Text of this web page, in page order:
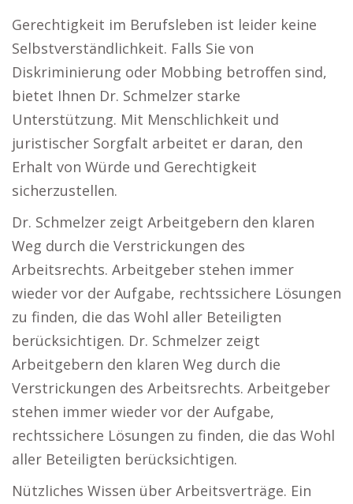
Gerechtigkeit im Berufsleben ist leider keine
Selbstverständlichkeit. Falls Sie von
Diskriminierung oder Mobbing betroffen sind,
bietet Ihnen Dr. Schmelzer starke
Unterstützung. Mit Menschlichkeit und
juristischer Sorgfalt arbeitet er daran, den
Erhalt von Würde und Gerechtigkeit
sicherzustellen.
Dr. Schmelzer zeigt Arbeitgebern den klaren
Weg durch die Verstrickungen des
Arbeitsrechts. Arbeitgeber stehen immer
wieder vor der Aufgabe, rechtssichere Lösungen
zu finden, die das Wohl aller Beteiligten
berücksichtigen. Dr. Schmelzer zeigt
Arbeitgebern den klaren Weg durch die
Verstrickungen des Arbeitsrechts. Arbeitgeber
stehen immer wieder vor der Aufgabe,
rechtssichere Lösungen zu finden, die das Wohl
aller Beteiligten berücksichtigen.
Nützliches Wissen über Arbeitsverträge. Ein